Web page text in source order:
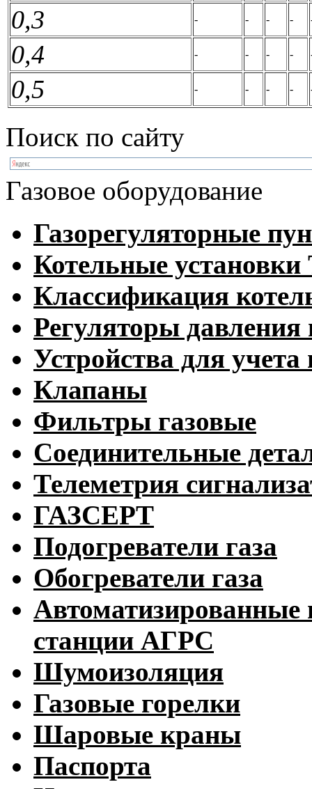
0,3 - - - -
0,4 - - - -
0,5 - - - -
Поиск по сайту
Газовое оборудование
Газорегуляторные
Котельные
Классификация
Регуляторы давления
Устройства для учета
Клапаны
Фильтры газовые
Соединительные
Телеметрия
ГАЗСЕРТ
Подогреватели газа
Обогреватели газа
Автоматизированные
станции АГРС
Шумоизоляция
Газовые горелки
Шаровые краны
Паспорта